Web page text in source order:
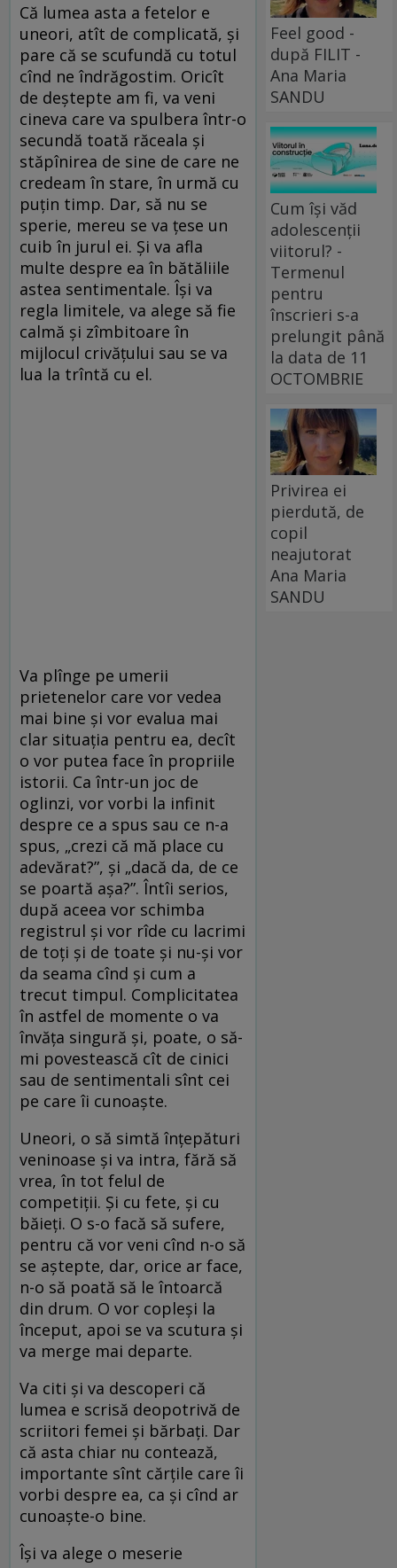
Că lumea asta a fetelor e
uneori, atît de complicată, și
pare că se scufundă cu totul
cînd ne îndrăgostim. Oricît
de deștepte am fi, va veni
cineva care va spulbera într-o
secundă toată răceala și
stăpînirea de sine de care ne
credeam în stare, în urmă cu
puțin timp. Dar, să nu se
sperie, mereu se va țese un
cuib în jurul ei. Și va afla
multe despre ea în bătăliile
astea sentimentale. Își va
regla limitele, va alege să fie
calmă și zîmbitoare în
mijlocul crivățului sau se va
lua la trîntă cu el.
Va plînge pe umerii
prietenelor care vor vedea
mai bine și vor evalua mai
clar situația pentru ea, decît
o vor putea face în propriile
istorii. Ca într-un joc de
oglinzi, vor vorbi la infinit
despre ce a spus sau ce n-a
spus, „crezi că mă place cu
adevărat?”, și „dacă da, de ce
se poartă așa?”. Întîi serios,
după aceea vor schimba
registrul și vor rîde cu lacrimi
de toți și de toate și nu-și vor
da seama cînd și cum a
trecut timpul. Complicitatea
în astfel de momente o va
învăța singură și, poate, o să-
mi povestească cît de cinici
sau de sentimentali sînt cei
pe care îi cunoaște.
Uneori, o să simtă înțepături
veninoase și va intra, fără să
vrea, în tot felul de
competiții. Și cu fete, și cu
băieți. O s-o facă să sufere,
pentru că vor veni cînd n-o să
se aștepte, dar, orice ar face,
n-o să poată să le întoarcă
din drum. O vor copleși la
început, apoi se va scutura și
va merge mai departe.
Va citi și va descoperi că
lumea e scrisă deopotrivă de
scriitori femei și bărbați. Dar
că asta chiar nu contează,
importante sînt cărțile care îi
vorbi despre ea, ca și cînd ar
cunoaște-o bine.
Își va alege o meserie
Feel good -
după FILIT -
Ana Maria
SANDU
Cum își văd
adolescenții
viitorul? -
Termenul
pentru
înscrieri s-a
prelungit până
la data de 11
OCTOMBRIE
Privirea ei
pierdută, de
copil
neajutorat
Ana Maria
SANDU